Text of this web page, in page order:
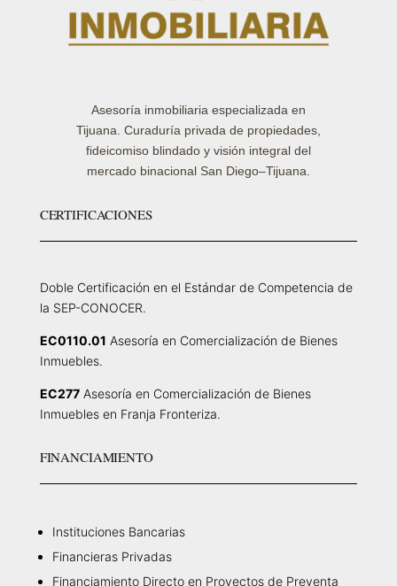
Asesoría inmobiliaria especializada en
Tijuana. Curaduría privada de propiedades,
fideicomiso blindado y visión integral del
mercado binacional San Diego–Tijuana.
CERTIFICACIONES
Doble Certificación en el Estándar de Competencia de
la SEP-CONOCER.
EC0110.01 Asesoría en Comercialización de Bienes
Inmuebles.
EC277Asesoría en Comercialización de Bienes
Inmuebles en Franja Fronteriza.
FINANCIAMIENTO
Instituciones Bancarias
Financieras Privadas
Financiamiento Directo en Proyectos de Preventa